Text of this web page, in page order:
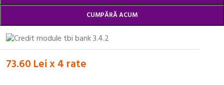
CUMPĂRĂ ACUM
73.60 Lei x 4 rate